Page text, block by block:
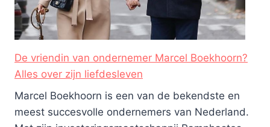
De vriendin van ondernemer Marcel Boekhoorn?
Alles over zijn liefdesleven
Marcel Boekhoorn is een van de bekendste en
meest succesvolle ondernemers van Nederland.